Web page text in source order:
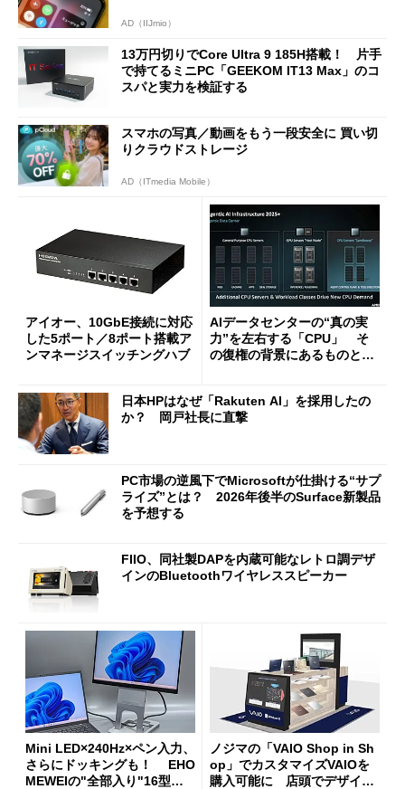
AD（IIJmio）
13万円切りでCore Ultra 9 185H搭載！ 片手
で持てるミニPC「GEEKOM IT13 Max」のコ
スパと実力を検証する
スマホの写真／動画をもう一段安全に 買い切
りクラウドストレージ
AD（ITmedia Mobile）
アイオー、10GbE接続に対応
した5ポート／8ポート搭載ア
ンマネージスイッチングハブ
AIデータセンターの“真の実
力”を左右する「CPU」 そ
の復権の背景にあるものと
日本HPはなぜ「Rakuten AI」を採用したの
か？ 岡戸社長に直撃
PC市場の逆風下でMicrosoftが仕掛ける“サプ
ライズ”とは？ 2026年後半のSurface新製品
を予想する
FIIO、同社製DAPを内蔵可能なレトロ調デザ
インのBluetoothワイヤレススピーカー
Mini LED×240Hz×ペン入力、
さらにドッキングも！ EHO
MEWEIの"全部入り"16型モ
ノジマの「VAIO Shop in Sh
op」でカスタマイズVAIOを
購入可能に 店頭でデザイン